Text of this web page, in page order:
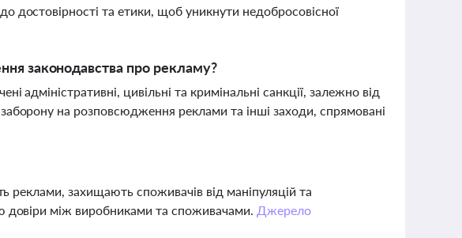
та етики, щоб уникнути недобросовісної
законодавства про рекламу?
адміністративні, цивільні та кримінальні санкції, залежно від
на розповсюдження реклами та інші заходи, спрямовані
реклами, захищають споживачів від маніпуляцій та
довіри між виробниками та споживачами. Джерело